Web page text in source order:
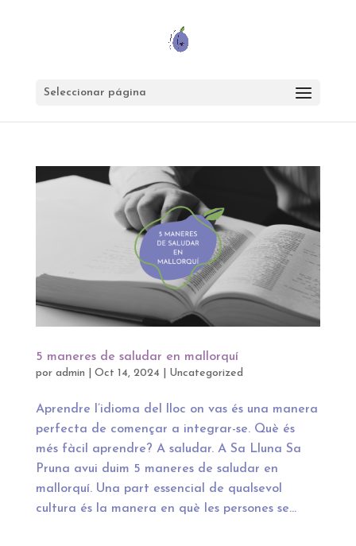
Seleccionar página
5 maneres de saludar en mallorquí
por admin Oct 14, 2024| Uncategorized
Aprendre l’idioma del lloc on vas és una manera
perfecta de començar a integrar-se. Què és
més fàcil aprendre? A saludar. A Sa Lluna Sa
Pruna avui duim 5 maneres de saludar en
mallorquí. Una part essencial de qualsevol
cultura és la manera en què les persones se...